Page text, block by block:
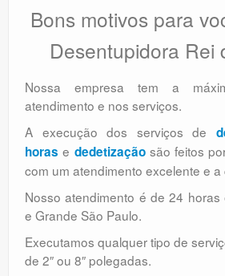
Bons motivos para
Desentupidora Rei
Nossa empresa tem a
atendimento e nos serviços.
A execução dos serviços de
horas e dedetizaçãosão feitos
com um atendimento excelente e a
Nosso atendimento é de 24
e Grande São Paulo.
Executamos qualquer tipo de
de 2″ ou 8″ polegadas.